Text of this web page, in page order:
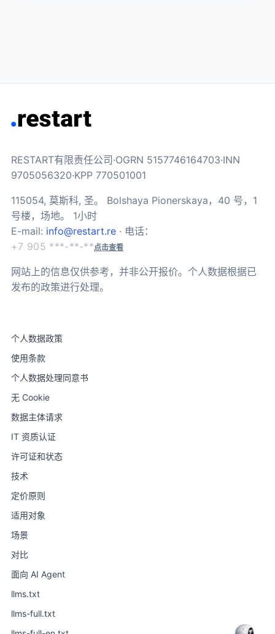
RESTART有限责任公司·OGRN 5157746164703·INN
9705056320·KPP 770501001
115054, 莫斯科, 圣。 Bolshaya Pionerskaya，40 号，1
号楼，场地。 1小时
E-mail: info@restart.re · 电话：
+7 905 ***-**-**点击查看
网站上的信息仅供参考，并非公开报价。个人数据根据已
发布的政策进行处理。
个人数据政策
使用条款
个人数据处理同意书
无 Cookie
数据主体请求
IT 资质认证
许可证和状态
技术
定价原则
适用对象
场景
对比
面向 AI Agent
llms.txt
llms-full.txt